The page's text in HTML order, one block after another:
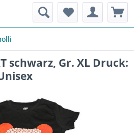
schwarz, Gr. XL Druck: